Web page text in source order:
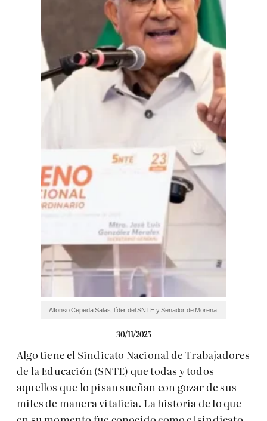
Alfonso Cepeda Salas, líder del SNTE y Senador de Morena.
30/11/2025
Algo tiene el Sindicato Nacional de Trabajadores
de la Educación (SNTE) que todas y todos
aquellos que lo pisan sueñan con gozar de sus
miles de manera vitalicia. La historia de lo que